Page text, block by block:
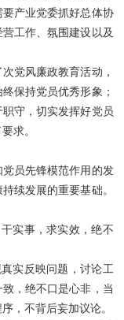
产业党委抓好总体协
工作、氛围建设以及
党风廉政教育活动，
保持党员优秀形象；
守，切实发挥好党员
求。
员先锋模范作用的发
续发展的重要基础。
实事，求实效，绝不
实反映问题，讨论工
，绝不口是心非，当
，不背后妄加议论。